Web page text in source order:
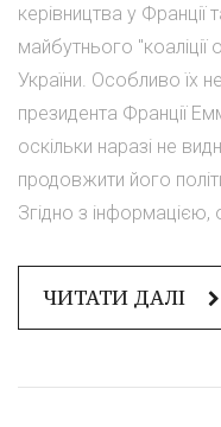
керівництва у Франції
майбутнього
України. Особливо їх
президента Франції
оскільки наразі не
продовжити його
Згідно з інформацією,
ЧИТАТИ ДАЛІ